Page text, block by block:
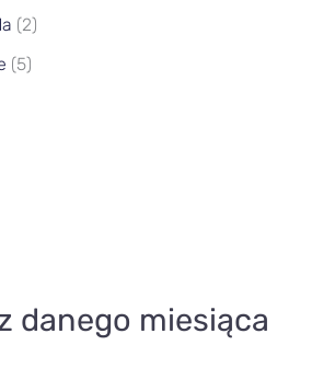
(2)
(5)
danego miesiąca